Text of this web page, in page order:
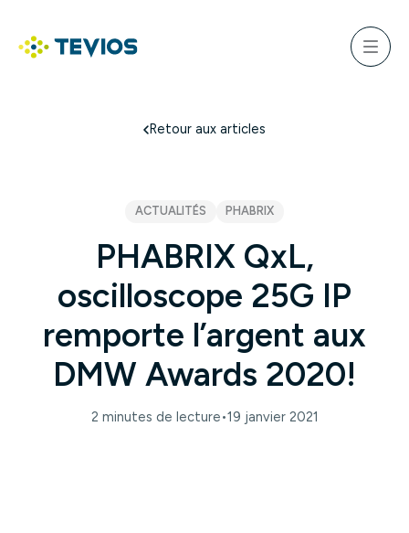
contenu
Menu
PHABRIX QxL,
oscilloscope 25G IP
remporte l’argent aux
DMW Awards 2020!
Retour aux articles
ACTUALITÉS PHABRIX
2 minutes de lecture•19 janvier 2021